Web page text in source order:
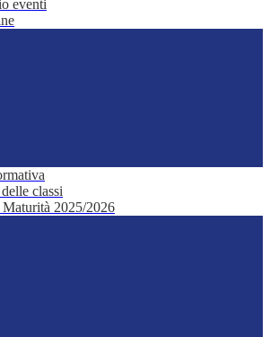
eventi
classi
Maturità 2025/2026